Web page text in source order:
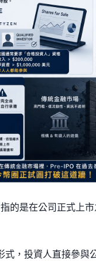
的是在公司正式上
式，投資人直接參與